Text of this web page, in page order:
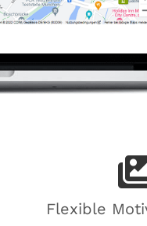
Flexible